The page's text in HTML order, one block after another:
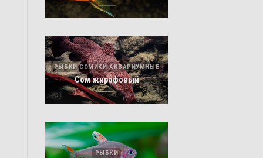
РЫБКИ СОМИКИ АКВАРИУМНЫЕ
Сом жирафовый
РЫБКИ